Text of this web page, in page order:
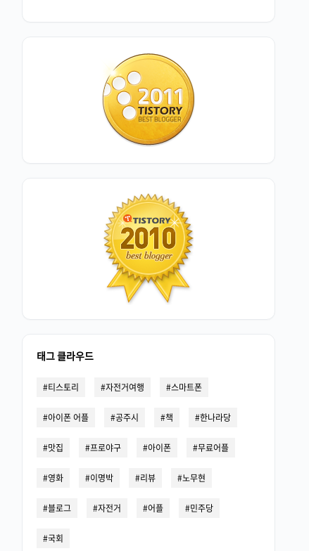
태그 클라우드
티스토리 자전거여행 스마트폰
아이폰 어플 공주시 책 한나라당
맛집 프로야구 아이폰 무료어플
영화 이명박 리뷰 노무현
블로그 자전거 어플 민주당
국회